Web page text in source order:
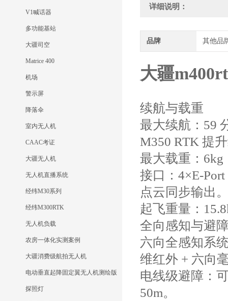
V1喊话器
多功能基站
大疆司空
Matrice 400
机场
警示屏
降落伞
室内无人机
CAAC考证
大疆无人机
无人机直播系统
经纬M30系列
经纬M300RTK
无人机负载
农房一体化实测案例
大疆消费级航拍无人机
电动垂直起降固定翼无人机测绘版
探照灯
详细说明：
品牌 其他品
大疆
续航与载重
最大续航：59
M350 RTK 提
最大载重：6kg
接口：4×E-
点云同步输出
起飞重量：
全向感知与避
六向全感知系
维红外 + 六向
电线级避障：
50m。